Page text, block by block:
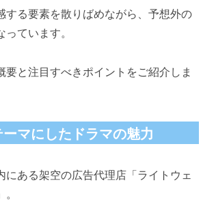
する要素を散りばめながら、予想外の
っています。
要と注目すべきポイントをご紹介しま
マにしたドラマの魅力
にある架空の広告代理店「ライトウェ